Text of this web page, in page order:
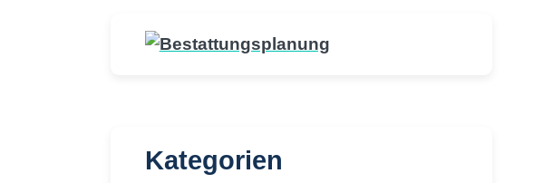
Kategorien